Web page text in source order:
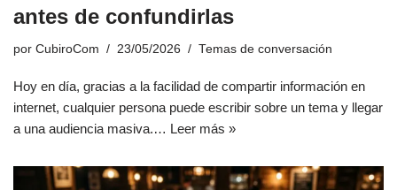
antes de confundirlas
por CubiroCom 23/05/2026 Temas de conversación
Hoy en día, gracias a la facilidad de compartir información en
internet, cualquier persona puede escribir sobre un tema y llegar
a una audiencia masiva.… Leer más »